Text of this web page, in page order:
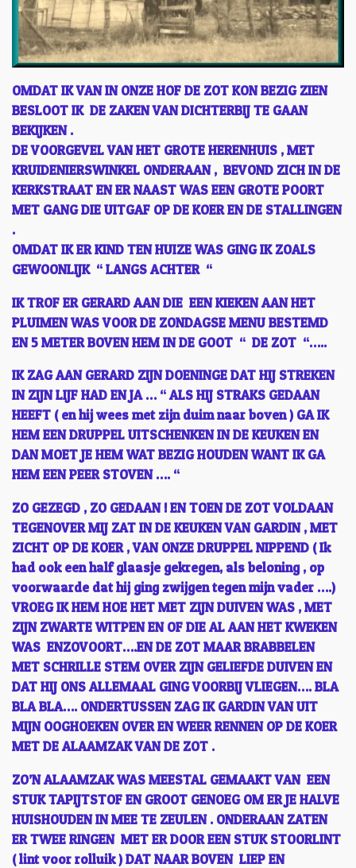
OMDAT IK VAN IN ONZE HOF DE ZOT KON BEZIG ZIEN
BESLOOT IK DE ZAKEN VAN DICHTERBIJ TE GAAN
BEKIJKEN .
DE VOORGEVEL VAN HET GROTE HERENHUIS , MET
KRUIDENIERSWINKEL ONDERAAN , BEVOND ZICH IN DE
KERKSTRAAT EN ER NAAST WAS EEN GROTE POORT
MET GANG DIE UITGAF OP DE KOER EN DE STALLINGEN
.
OMDAT IK ER KIND TEN HUIZE WAS GING IK ZOALS
GEWOONLIJK “ LANGS ACHTER “
IK TROF ER GERARD AAN DIE EEN KIEKEN AAN HET
PLUIMEN WAS VOOR DE ZONDAGSE MENU BESTEMD
EN 5 METER BOVEN HEM IN DE GOOT “ DE ZOT “…..
IK ZAG AAN GERARD ZIJN DOENINGE DAT HIJ STREKEN
IN ZIJN LIJF HAD EN JA … “ ALS HIJ STRAKS GEDAAN
HEEFT ( en hij wees met zijn duim naar boven ) GA IK
HEM EEN DRUPPEL UITSCHENKEN IN DE KEUKEN EN
DAN MOET JE HEM WAT BEZIG HOUDEN WANT IK GA
HEM EEN PEER STOVEN …. “
ZO GEZEGD , ZO GEDAAN ! EN TOEN DE ZOT VOLDAAN
TEGENOVER MIJ ZAT IN DE KEUKEN VAN GARDIN , MET
ZICHT OP DE KOER , VAN ONZE DRUPPEL NIPPEND ( Ik
had ook een half glaasje gekregen, als beloning , op
voorwaarde dat hij ging zwijgen tegen mijn vader ….)
VROEG IK HEM HOE HET MET ZIJN DUIVEN WAS , MET
ZIJN ZWARTE WITPEN EN OF DIE AL AAN HET KWEKEN
WAS ENZOVOORT….EN DE ZOT MAAR BRABBELEN
MET SCHRILLE STEM OVER ZIJN GELIEFDE DUIVEN EN
DAT HIJ ONS ALLEMAAL GING VOORBIJ VLIEGEN…. BLA
BLA BLA…. ONDERTUSSEN ZAG IK GARDIN VAN UIT
MIJN OOGHOEKEN OVER EN WEER RENNEN OP DE KOER
MET DE ALAAMZAK VAN DE ZOT .
ZO’N ALAAMZAK WAS MEESTAL GEMAAKT VAN EEN
STUK TAPIJTSTOF EN GROOT GENOEG OM ER JE HALVE
HUISHOUDEN IN MEE TE ZEULEN . ONDERAAN ZATEN
ER TWEE RINGEN MET ER DOOR EEN STUK STOORLINT
( lint voor rolluik ) DAT NAAR BOVEN LIEP EN